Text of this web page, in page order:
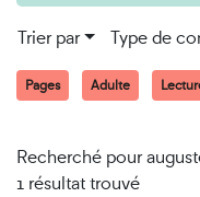
Trier par Type de
Pages Adulte
Recherché pour
1 résultat trouvé